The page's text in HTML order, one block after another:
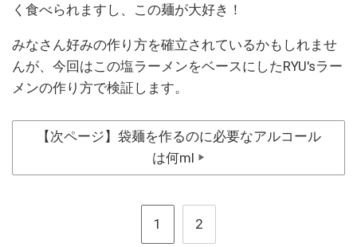
く食べられますし、この麺が大好き！
みなさん好みの作り方を確立されているかもしれませ
んが、今回はこの塩ラーメンをベースにしたRYU'sラー
メンの作り方で検証します。
【次ページ】袋麺を作るのに必要なアルコール
は何ml
▶
1 2